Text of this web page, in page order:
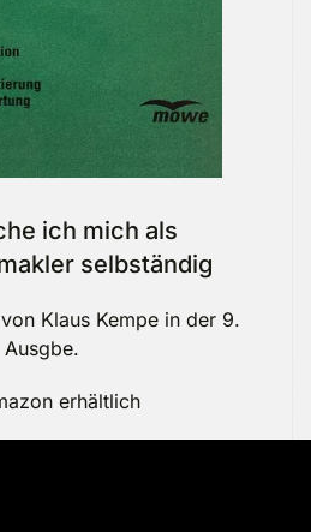
ich mich als
selbständig
Klaus Kempe in der 9.
Ausgbe.
erhältlich